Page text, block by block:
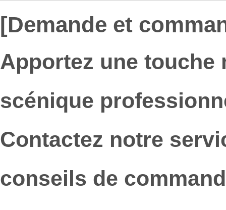
[Demande et
Apportez une touche
scénique
Contactez notre
conseils de